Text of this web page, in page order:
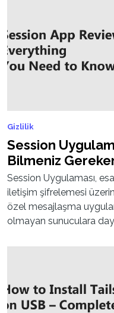
Gizlilik
Session
Bilmeniz
Session Uygulaması,
iletişim şifrelemesi
özel mesajlaşma
olmayan sunuculara